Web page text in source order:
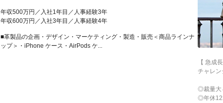
年収500万円／入社1年目／人事経験3年
年収600万円／入社3年目／人事経験4年
■革製品の企画・デザイン・マーケティング・製造・販売＜商品ラインナ
ップ＞・iPhone ケース・AirPods ケ...
【 急成
チャレン
◎裁量大
◎年休